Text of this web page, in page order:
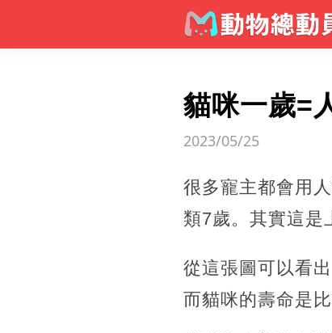
貓咪一歲=
2023/05/25
很多寵主都會用
類7歲。其實這是
從這張圖可以看
而貓咪的壽命是